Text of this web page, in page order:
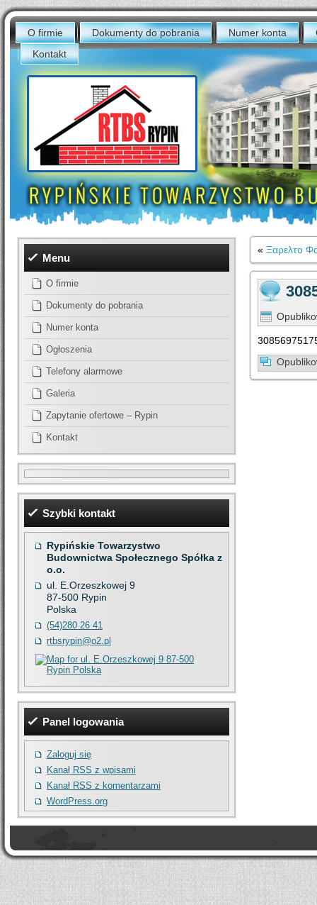
O firmie Dokumenty do pobrania Numer konta
Kontakt
Menu
O firmie
Dokumenty do pobrania
Numer konta
Ogłoszenia
Telefony alarmowe
Galeria
Zapytanie ofertowe – Rypin
Kontakt
Szybki kontakt
Rypińskie Towarzystwo
Budownictwa Społecznego Spółka z
o.o.
ul. E.Orzeszkowej 9
87-500 Rypin
Polska
(54)280 26 41
rtbsrypin@o2.pl
Panel logowania
Zaloguj się
Kanał RSS z wpisami
Kanał RSS z komentarzami
WordPress.org
« Ξαρελτο